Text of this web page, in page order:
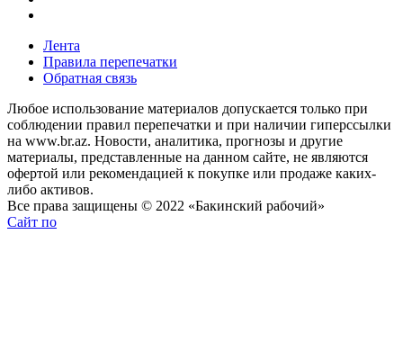
Лента
Правила перепечатки
Обратная связь
Любое использование материалов допускается только при
соблюдении правил перепечатки и при наличии гиперссылки
на www.br.az. Новости, аналитика, прогнозы и другие
материалы, представленные на данном сайте, не являются
офертой или рекомендацией к покупке или продаже каких-
либо активов.
Все права защищены © 2022 «Бакинский рабочий»
Сайт по